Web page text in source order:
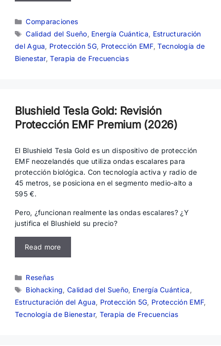
Categorías
Comparaciones
Etiquetas
Calidad del Sueño, Energía Cuántica, Estructuración
del Agua, Protección 5G, Protección EMF,Tecnología de
Bienestar,Terapia de Frecuencias
Blushield Tesla Gold: Revisión
Protección EMF Premium (2026)
El Blushield Tesla Gold es un dispositivo de protección
EMF neozelandés que utiliza ondas escalares para
protección biológica. Con tecnología activa y radio de
45 metros, se posiciona en el segmento medio-alto a
595 €.
Pero, ¿funcionan realmente las ondas escalares? ¿Y
justifica el Blushield su precio?
Read more
Categorías
Reseñas
Etiquetas
Biohacking, Calidad del Sueño, Energía Cuántica ,
Estructuración del Agua, Protección 5G, Protección EMF,
Tecnología de Bienestar, Terapia de Frecuencias